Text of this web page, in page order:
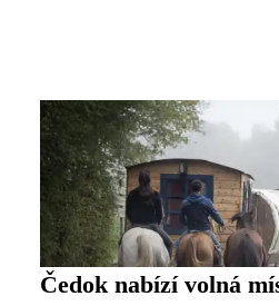
Čedok nabízí volná